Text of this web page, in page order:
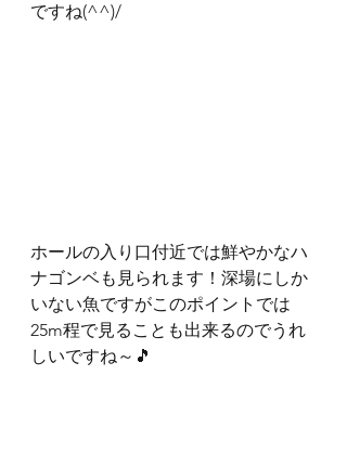
ですね(^^)/
ホールの入り口付近では鮮やかなハ
ナゴンベも見られます！深場にしか
いない魚ですがこのポイントでは
25m程で見ることも出来るのでうれ
しいですね～🎵